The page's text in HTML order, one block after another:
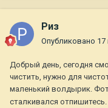
Риз
Опубликовано 17
Добрый день, сегодня
чистить, нужно для
маленький волдырик.
сталкивался